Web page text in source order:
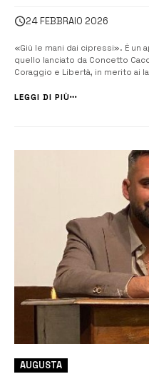
24 FEBBRAIO 2026
«Giù le mani dai cipressi». È
quello lanciato da Concetto
Coraggio e Libertà, in merito ai
a un’opera che altera
LEGGI DI PIÙ
AUGUSTA